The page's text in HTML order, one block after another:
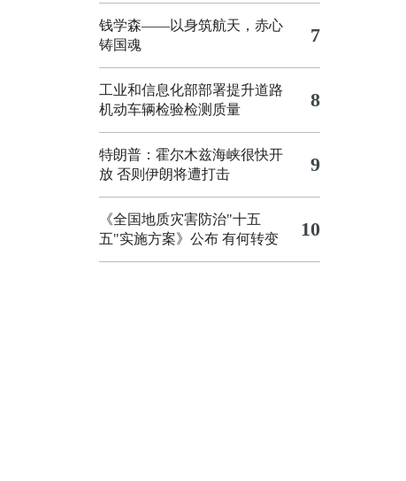
钱学森——以身筑航天，赤心
铸国魂
7
工业和信息化部部署提升道路
机动车辆检验检测质量
8
特朗普：霍尔木兹海峡很快开
放 否则伊朗将遭打击
9
《全国地质灾害防治"十五
五"实施方案》公布 有何转变
10